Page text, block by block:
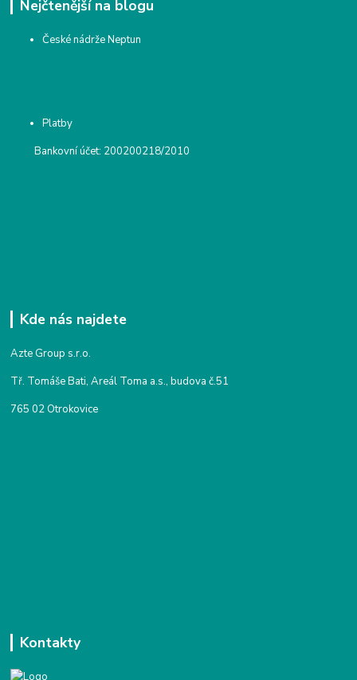
Nejčtenější na blogu
České nádrže Neptun
Platby
Bankovní účet: 200200218/2010
Kde nás najdete
Azte Group s.r.o.
Tř. Tomáše Bati, Areál Toma a.s., budova č.51
765 02 Otrokovice
Kontakty